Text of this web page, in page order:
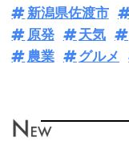
新潟県佐渡市
原発
天気
農業
グルメ